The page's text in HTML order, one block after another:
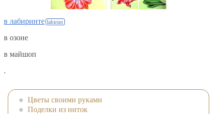
в лабиринте
в озоне
в майшоп
.
Цветы своими руками
Поделки из ниток